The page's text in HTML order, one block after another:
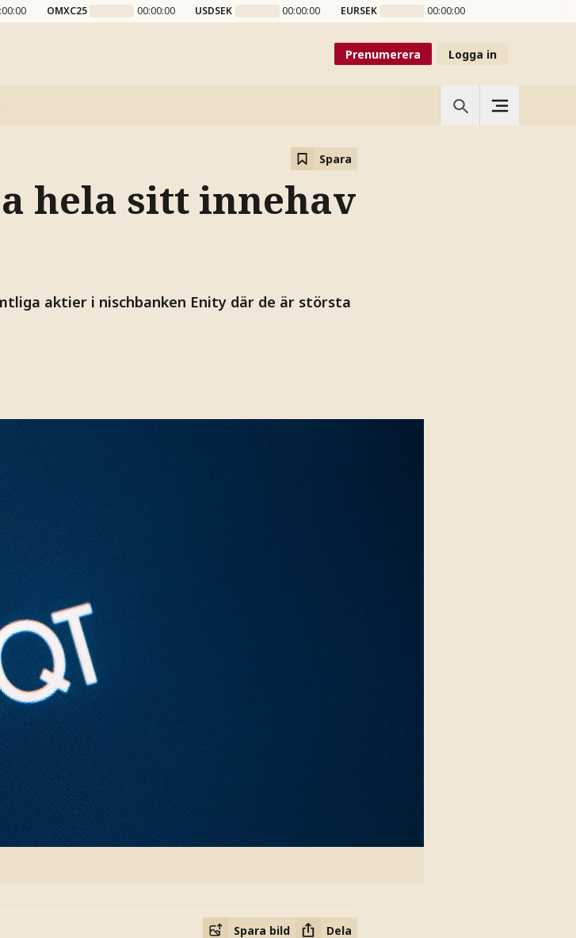
OMXC25 00:00:00 USDSEK 00:00:00 EURSEK 00:00:00
Prenumerera Logga in
Spara
hela sitt innehav
aktier i nischbanken Enity där de är största
Spara bild Dela